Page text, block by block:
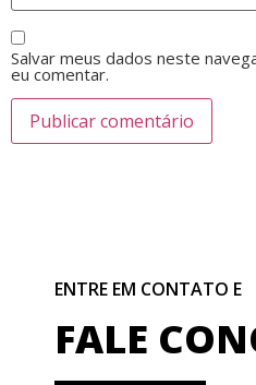
Salvar meus dados neste
eu comentar.
ENTRE EM CONTATO E
FALE